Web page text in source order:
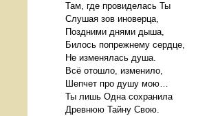
Там, где провиделась Ты
Слушая зов иноверца,
Поздними днями дыша,
Билось попрежнему сердце,
Не изменялась душа.
Всё отошло, изменило,
Шепчет про душу мою…
Ты лишь Одна сохранила
Древнюю Тайну Свою.